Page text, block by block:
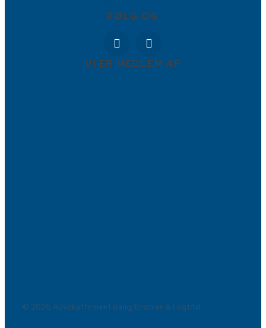
FØLG OS
VI ER MEDLEM AF
© 2026 Advokatfirmaet Bang/Brorsen & Fogtdal